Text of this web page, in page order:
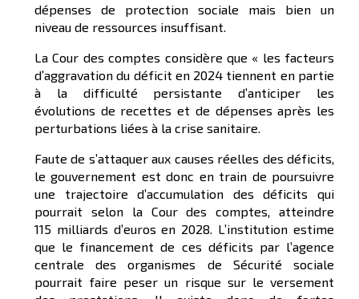
dépenses de protection sociale mais bien un
niveau de ressources insuffisant.
La Cour des comptes considère que « les facteurs
d’aggravation du déficit en 2024 tiennent en partie
à la difficulté persistante d’anticiper les
évolutions de recettes et de dépenses après les
perturbations liées à la crise sanitaire.
Faute de s’attaquer aux causes réelles des déficits,
le gouvernement est donc en train de poursuivre
une trajectoire d’accumulation des déficits qui
pourrait selon la Cour des comptes, atteindre
115 milliards d’euros en 2028. L’institution estime
que le financement de ces déficits par l’agence
centrale des organismes de Sécurité sociale
pourrait faire peser un risque sur le versement